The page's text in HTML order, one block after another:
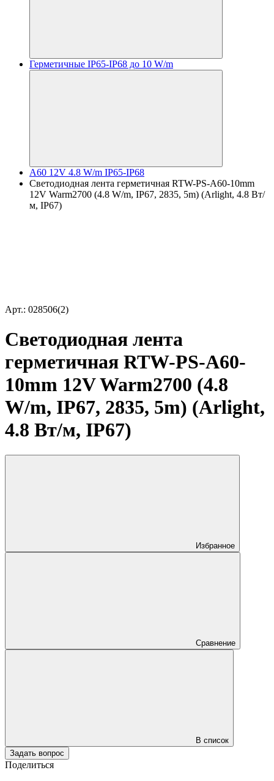
Герметичные IP65-IP68 до 10 W/m
A60 12V 4.8 W/m IP65-IP68
Светодиодная лента герметичная RTW-PS-A60-10mm
12V Warm2700 (4.8 W/m, IP67, 2835, 5m) (Arlight, 4.8 Вт/
м, IP67)
Арт.: 028506(2)
Светодиодная лента
герметичная RTW-PS-A60-
10mm 12V Warm2700 (4.8
W/m, IP67, 2835, 5m) (Arlight,
4.8 Вт/м, IP67)
Избранное
Сравнение
В список
Задать вопрос
Поделиться